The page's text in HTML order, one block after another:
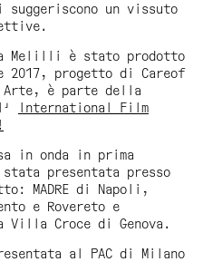
un vissuto
Melilli è stato prodotto
2017, progetto di Careof
Arte, è parte della
International Film
in onda in prima
presentata presso
MADRE di Napoli,
e Rovereto e
Villa Croce di Genova.
al PAC di Milano